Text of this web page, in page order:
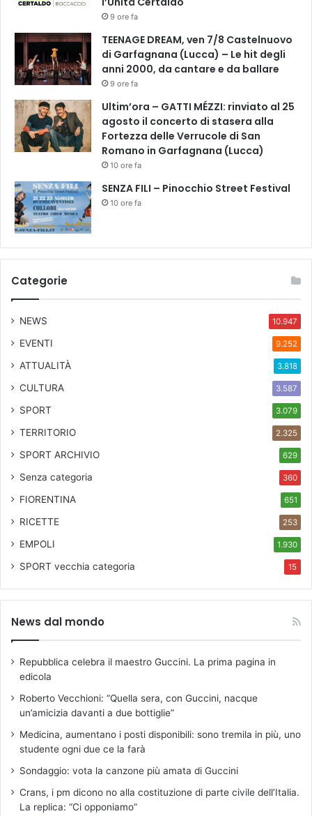
9 ore fa
TEENAGE DREAM, ven 7/8 Castelnuovo
di Garfagnana (Lucca) – Le hit degli
anni 2000, da cantare e da ballare
9 ore fa
Ultim’ora – GATTI MÉZZI: rinviato al 25
agosto il concerto di stasera alla
Fortezza delle Verrucole di San
Romano in Garfagnana (Lucca)
10 ore fa
SENZA FILI – Pinocchio Street Festival
10 ore fa
Categorie
NEWS 10.947
EVENTI 9.252
ATTUALITÀ 3.818
CULTURA 3.587
SPORT 3.079
TERRITORIO 2.325
SPORT ARCHIVIO 629
Senza categoria 360
FIORENTINA 651
RICETTE 253
EMPOLI 1.930
SPORT vecchia categoria 15
News dal mondo
Repubblica celebra il maestro Guccini. La prima pagina in
edicola
Roberto Vecchioni: “Quella sera, con Guccini, nacque
un’amicizia davanti a due bottiglie”
Medicina, aumentano i posti disponibili: sono tremila in più, uno
studente ogni due ce la farà
Sondaggio: vota la canzone più amata di Guccini
Crans, i pm dicono no alla costituzione di parte civile dell’Italia.
La replica: “Ci opponiamo”